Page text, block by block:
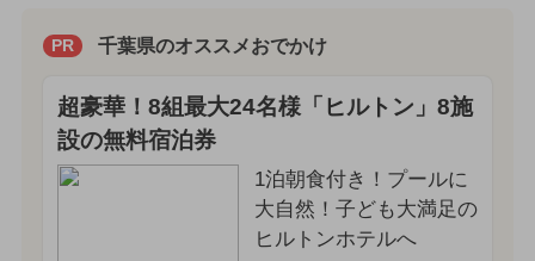
PR 千葉県のオススメおでかけ
超豪華！8組最大24名様「ヒルトン」8施
設の無料宿泊券
1泊朝食付き！プールに
大自然！子ども大満足の
ヒルトンホテルへ